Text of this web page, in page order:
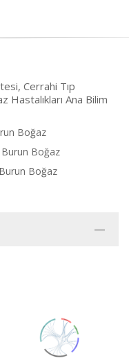
Cerrahi Tıp
Hastalıkları Ana Bilim
Boğaz
Burun Boğaz
Boğaz